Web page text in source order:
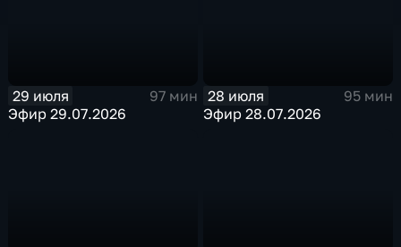
29 июля
97 мин
Эфир 29.07.2026
28 июля
95 мин
Эфир 28.07.2026